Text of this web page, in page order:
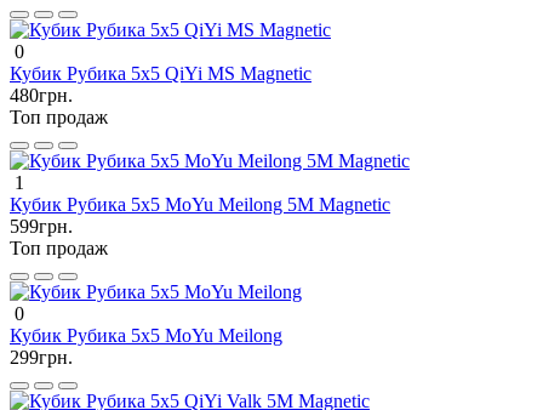
0
Кубик Рубика 5х5 QiYi MS Magnetic
480грн.
Топ продаж
1
Кубик Рубика 5х5 MoYu Meilong 5M Magnetic
599грн.
Топ продаж
0
Кубик Рубика 5х5 MoYu Meilong
299грн.